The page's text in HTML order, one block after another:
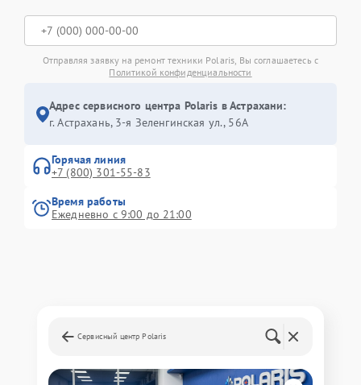
Отправляя заявку на ремонт техники Polaris, Вы соглашаетесь с
Политикой конфиденциальности
Адрес сервисного центра Polaris в Астрахани:
г. Астрахань, 3-я Зеленгинская ул., 56А
Горячая линия
+7 (800) 301-55-83
Время работы
Ежедневно с 9:00 до 21:00
Сервисный центр Polaris